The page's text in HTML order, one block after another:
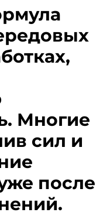
Многие
сил и
после